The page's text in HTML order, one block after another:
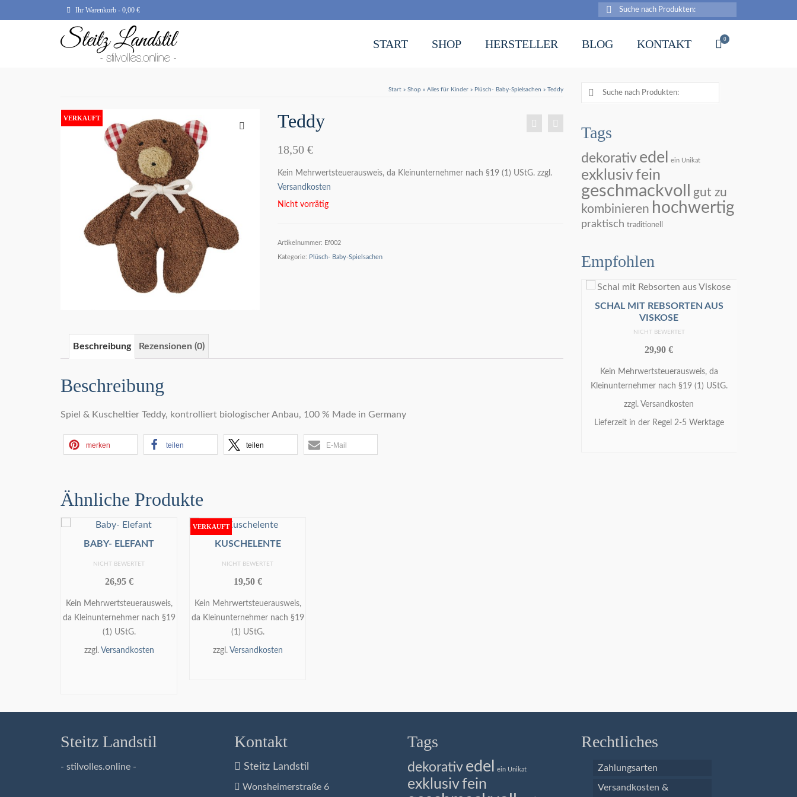
Ihr Warenkorb - 0,00 €
Suche
START SHOP HERSTELLER BLOG KONTAKT 0
Start » Shop » Alles für Kinder » Plüsch- Baby-Spielsachen » Teddy
VERKAUFT Teddy
18,50 €
Kein Mehrwertsteuerausweis, da Kleinunternehmer nach §19 (1) UStG. zzgl.
Versandkosten
Nicht vorrätig
Artikelnummer: Ef002
Kategorie: Plüsch- Baby-Spielsachen
Beschreibung Rezensionen (0)
Beschreibung
Spiel & Kuscheltier Teddy, kontrolliert biologischer Anbau, 100 % Made in Germany
merken teilen teilen E-Mail
Ähnliche Produkte
BABY- ELEFANT
NICHT BEWERTET
26,95 €
Kein Mehrwertsteuerausweis,
da Kleinunternehmer nach §19
(1) UStG.
zzgl. Versandkosten
VERKAUFT
KUSCHELENTE
NICHT BEWERTET
19,50 €
Kein Mehrwertsteuerausweis,
da Kleinunternehmer nach §19
(1) UStG.
zzgl. Versandkosten
Suche
nach:
Tags
dekorativ edel ein Unikat
exklusivfein
geschmackvoll
gut zu
kombinieren hochwertig
praktisch traditionell
Empfohlen
SCHAL MIT REBSORTEN AUS
VISKOSE
NICHT BEWERTET
29,90 €
Kein Mehrwertsteuerausweis, da
Kleinunternehmer nach §19 (1) UStG.
zzgl. Versandkosten
Lieferzeit in der Regel 2-5 Werktage
Steitz Landstil
- stilvolles.online -
Kontakt
Steitz Landstil
Wonsheimerstraße 6
Tags
dekorativ edel ein Unikat
exklusivfein
Rechtliches
Zahlungsarten
Versandkosten &